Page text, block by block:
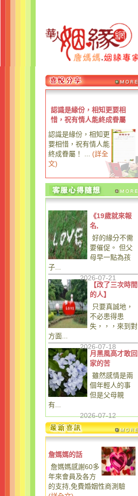
認識是緣份，相知更要相
惜，祝有情人能終成眷屬
認識是緣份，相知更
要相惜，祝有情人能
終成眷屬！ ...
(詳全
文)
《19歲就來報
名,
好的緣分不需
要催促。 但父
母早一點為孩
子...
2026-07-21
【改了三次時間
的人】
只要真誠地，
不必患得患
失，，，來到對
方面...
2026-07-18
月黑風高才敢回
家的苦
雖然感情是兩
個年輕人的事
但是父母親
有...
2026-07-12
詹媽媽的話
詹媽媽感謝60多
年來會員及各方
的支持,免費婚姻性商測驗